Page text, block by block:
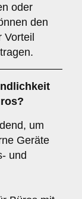
oder
den
um
Geräte
und